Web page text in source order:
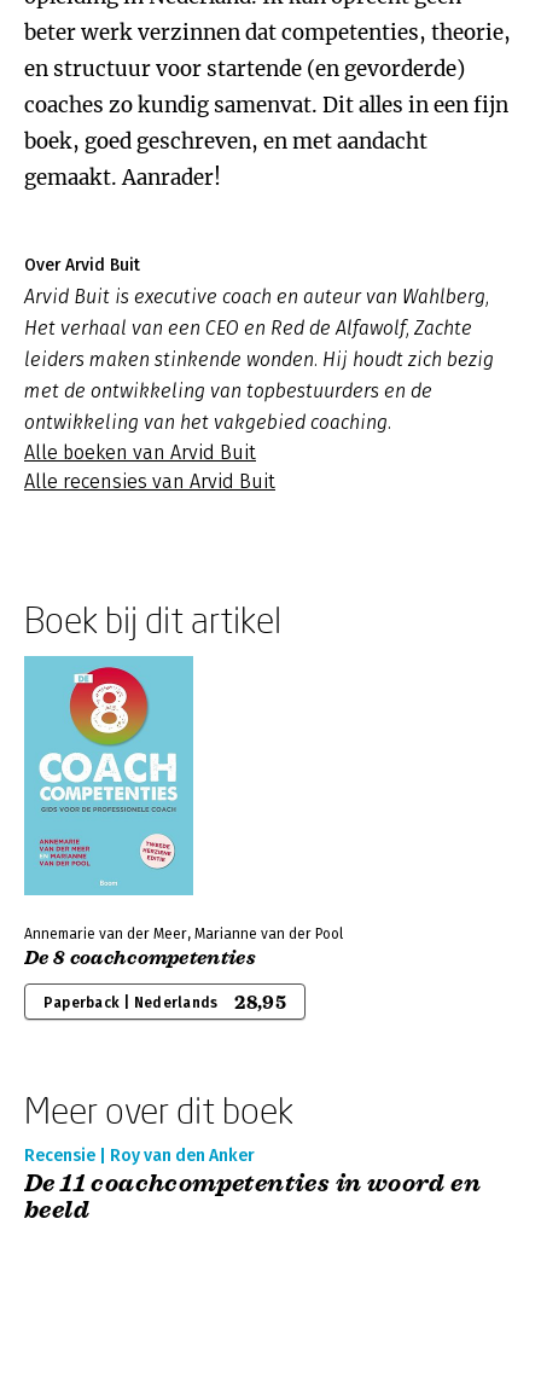
beter werk verzinnen dat competenties, theorie,
en structuur voor startende (en gevorderde)
coaches zo kundig samenvat. Dit alles in een fijn
boek, goed geschreven, en met aandacht
gemaakt. Aanrader!
Over Arvid Buit
Arvid Buit is executive coach en auteur van Wahlberg,
Het verhaal van een CEO en Red de Alfawolf, Zachte
leiders maken stinkende wonden. Hij houdt zich bezig
met de ontwikkeling van topbestuurders en de
ontwikkeling van het vakgebied coaching.
Alle boeken van Arvid Buit
Alle recensies van Arvid Buit
Boek bij dit artikel
Annemarie van der Meer, Marianne van der Pool
De 8 coachcompetenties
Paperback | Nederlands 28,95
Meer over dit boek
Recensie | Roy van den Anker
De 11 coachcompetenties in woord en
beeld